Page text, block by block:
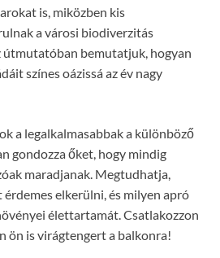
is, miközben kis
a városi biodiverzitás
útmutatóban bemutatjuk, hogyan
színes oázissá az év nagy
a legalkalmasabbak a különböző
gondozza őket, hogy mindig
maradjanak. Megtudhatja,
elkerülni, és milyen apró
élettartamát. Csatlakozzon
ön is virágtengert a balkonra!